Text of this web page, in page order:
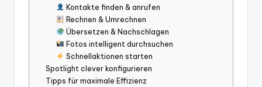
Kontakte finden & anrufen
Rechnen & Umrechnen
Übersetzen & Nachschlagen
Fotos intelligent durchsuchen
Schnellaktionen starten
Spotlight clever konfigurieren
Tipps für maximale Effizienz